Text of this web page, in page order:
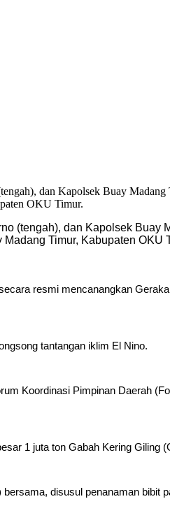
(tengah), dan Kapolsek
Timur, Kabupaten OKU
resmi mencanangkan
tantangan iklim El Nino.
Koordinasi Pimpinan Daerah
1 juta ton Gabah Kering Giling
disusul penanaman bibit